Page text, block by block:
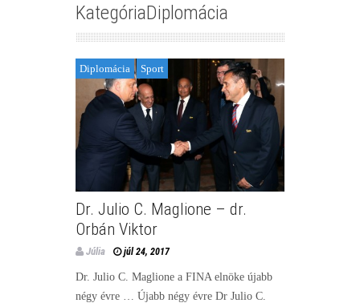
KategóriaDiplomácia
Diplomácia Sport
Dr. Julio C. Maglione – dr.
Orbán Viktor
Júlia júl 24, 2017
Dr. Julio C. Maglione a FINA elnöke újabb
négy évre … Újabb négy évre Dr Julio C.